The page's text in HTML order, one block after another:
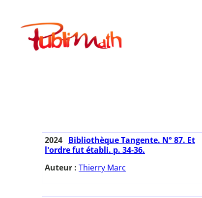
contenuPublimath
2024 Bibliothèque Tangente. N° 87. Et
l'ordre fut établi. p. 34-36.
Auteur : Thierry Marc